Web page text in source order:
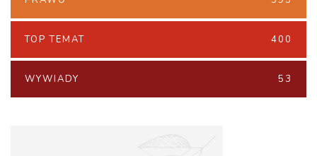
TOP TEMAT 400
WYWIADY 53